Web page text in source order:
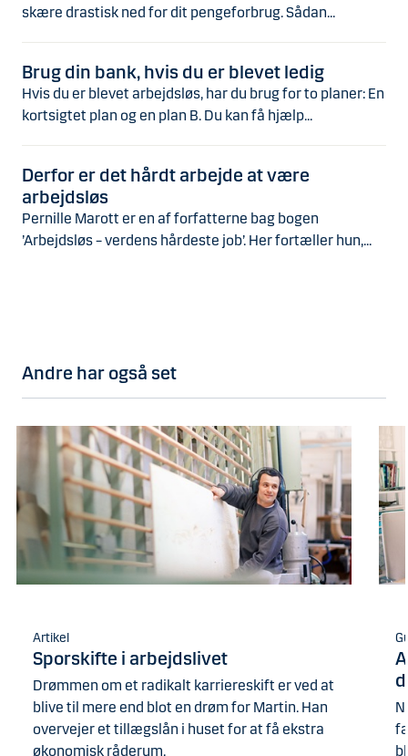
skære drastisk ned for dit pengeforbrug. Sådan...
Brug din bank, hvis du er blevet ledig
Hvis du er blevet arbejdsløs, har du brug for to planer: En
kortsigtet plan og en plan B. Du kan få hjælp...
Derfor er det hårdt arbejde at være
arbejdsløs
Pernille Marott er en af forfatterne bag bogen
’Arbejdsløs – verdens hårdeste job’. Her fortæller hun,...
Andre har også set
Artikel
Sporskifte i arbejdslivet
Drømmen om et radikalt karriereskift er ved at
blive til mere end blot en drøm for Martin. Han
overvejer et tillægslån i huset for at få ekstra
økonomisk råderum.